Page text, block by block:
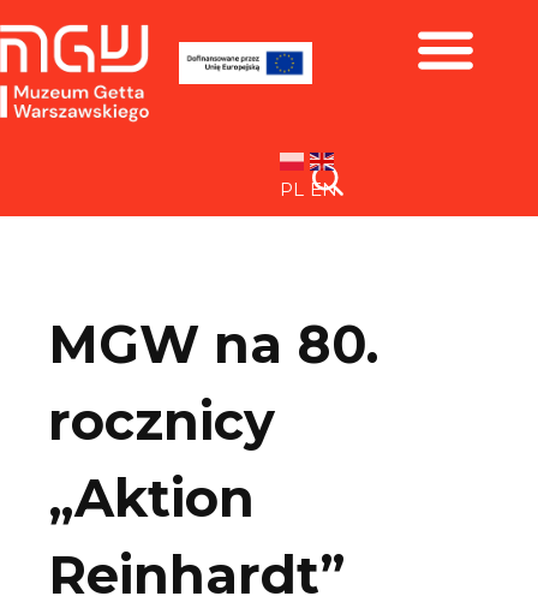
PL EN
MGW na 80.
rocznicy
„Aktion
Reinhardt”